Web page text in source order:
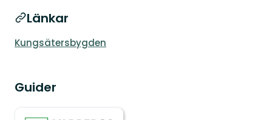
Länkar
Kungsätersbygden
Guider